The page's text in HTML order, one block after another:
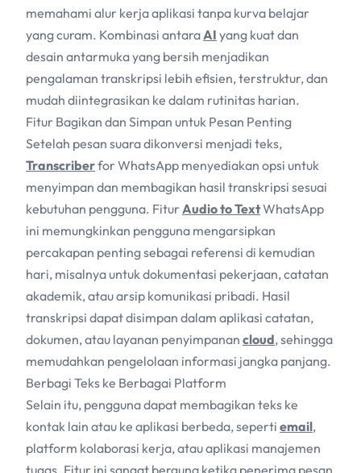
memahami alur kerja aplikasi tanpa kurva belajar
yang curam. Kombinasi antaraAI yang kuat dan
desain antarmuka yang bersih menjadikan
pengalaman transkripsi lebih efisien, terstruktur, dan
mudah diintegrasikan ke dalam rutinitas harian.
Fitur Bagikan dan Simpan untuk Pesan Penting
Setelah pesan suara dikonversi menjadi teks,
Transcriberfor WhatsApp menyediakan opsi untuk
menyimpan dan membagikan hasil transkripsi sesuai
kebutuhan pengguna. Fitur Audio to TextWhatsApp
ini memungkinkan pengguna mengarsipkan
percakapan penting sebagai referensi di kemudian
hari, misalnya untuk dokumentasi pekerjaan, catatan
akademik, atau arsip komunikasi pribadi. Hasil
transkripsi dapat disimpan dalam aplikasi catatan,
dokumen, atau layanan penyimpanan cloud, sehingga
memudahkan pengelolaan informasi jangka panjang.
Berbagi Teks ke Berbagai Platform
Selain itu, pengguna dapat membagikan teks ke
kontak lain atau ke aplikasi berbeda, seperti email,
platform kolaborasi kerja, atau aplikasi manajemen
tugas. Fitur ini sangat berguna ketika penerima pesan